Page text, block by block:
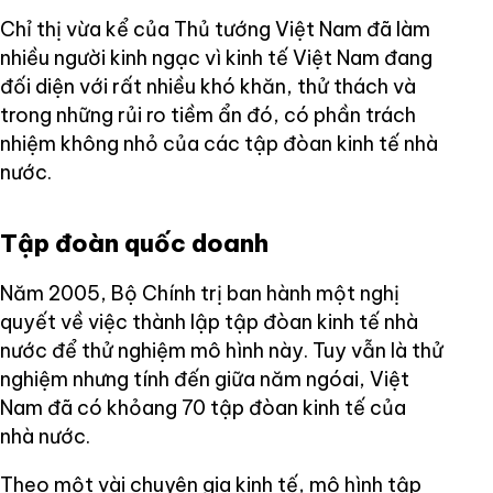
Chỉ thị vừa kể của Thủ tướng Việt Nam đã làm
nhiều người kinh ngạc vì kinh tế Việt Nam đang
đối diện với rất nhiều khó khăn, thử thách và
trong những rủi ro tiềm ẩn đó, có phần trách
nhiệm không nhỏ của các tập đòan kinh tế nhà
nước.
Tập đoàn quốc doanh
Năm 2005, Bộ Chính trị ban hành một nghị
quyết về việc thành lập tập đòan kinh tế nhà
nước để thử nghiệm mô hình này. Tuy vẫn là thử
nghiệm nhưng tính đến giữa năm ngóai, Việt
Nam đã có khỏang 70 tập đòan kinh tế của
nhà nước.
Theo một vài chuyên gia kinh tế, mô hình tập